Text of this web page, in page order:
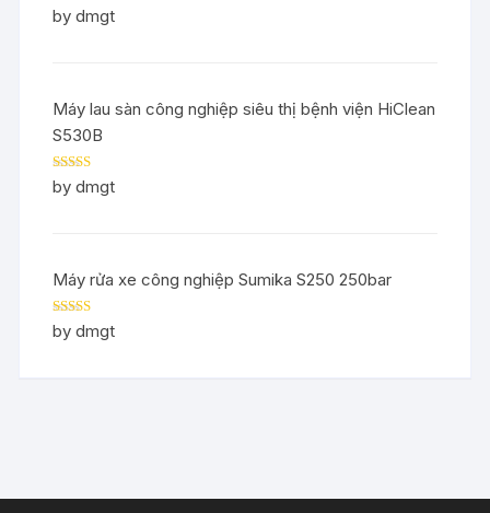
Rated5out
of 5
by dmgt
Máy lau sàn công nghiệp siêu thị bệnh viện HiClean
S530B
Rated5out
of 5
by dmgt
Máy rửa xe công nghiệp Sumika S250 250bar
Rated5out
of 5
by dmgt